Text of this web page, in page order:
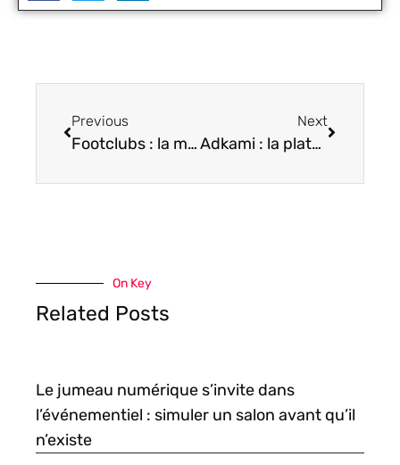
Previous
Footclubs : la méthode pour réussir la connexion sans difficulté
Next
Adkami : la plateforme de streaming anime est-elle fiable en 2025 ?
On Key
Related Posts
Le jumeau numérique s’invite dans
l’événementiel : simuler un salon avant qu’il
n’existe